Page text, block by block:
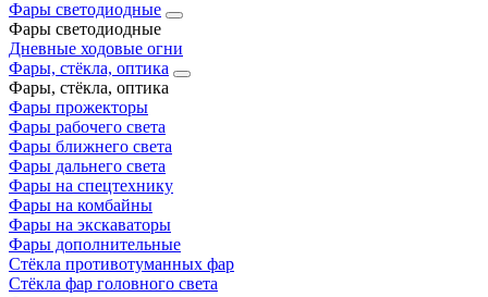
Фары светодиодные
Фары светодиодные
Дневные ходовые огни
Фары, стёкла, оптика
Фары, стёкла, оптика
Фары прожекторы
Фары рабочего света
Фары ближнего света
Фары дальнего света
Фары на спецтехнику
Фары на комбайны
Фары на экскаваторы
Фары дополнительные
Стёкла противотуманных фар
Стёкла фар головного света